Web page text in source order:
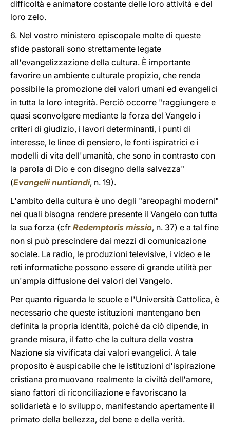
difficoltà e animatore costante delle loro attività e del
loro zelo.
6. Nel vostro ministero episcopale molte di queste
sfide pastorali sono strettamente legate
all'evangelizzazione della cultura. È importante
favorire un ambiente culturale propizio, che renda
possibile la promozione dei valori umani ed evangelici
in tutta la loro integrità. Perciò occorre "raggiungere e
quasi sconvolgere mediante la forza del Vangelo i
criteri di giudizio, i lavori determinanti, i punti di
interesse, le linee di pensiero, le fonti ispiratrici e i
modelli di vita dell'umanità, che sono in contrasto con
la parola di Dio e con disegno della salvezza"
(Evangelii nuntiandi, n. 19).
L'ambito della cultura è uno degli "areopaghi moderni"
nei quali bisogna rendere presente il Vangelo con tutta
la sua forza (cfr Redemptoris missio, n. 37) e a tal fine
non si può prescindere dai mezzi di comunicazione
sociale. La radio, le produzioni televisive, i video e le
reti informatiche possono essere di grande utilità per
un'ampia diffusione dei valori del Vangelo.
Per quanto riguarda le scuole e l'Università Cattolica, è
necessario che queste istituzioni mantengano ben
definita la propria identità, poiché da ciò dipende, in
grande misura, il fatto che la cultura della vostra
Nazione sia vivificata dai valori evangelici. A tale
proposito è auspicabile che le istituzioni d'ispirazione
cristiana promuovano realmente la civiltà dell'amore,
siano fattori di riconciliazione e favoriscano la
solidarietà e lo sviluppo, manifestando apertamente il
primato della bellezza, del bene e della verità.